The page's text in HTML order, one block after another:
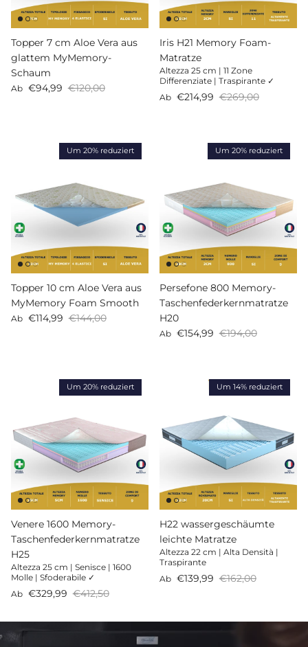
Topper 7 cm Aloe Vera aus
glattem MyMemory-
Schaum
Verkaufspreis
Ab €94,99 Normaler Preis
€120,00
Iris H21 Memory Foam-
Matratze
Altezza 25 cm | 11 Zone
Differenziate | Traspirante ✓
Verkaufspreis
Ab €214,99 Normaler Preis
€269,00
Um 20% reduziert
Topper 10 cm Aloe Vera aus
MyMemory Foam Smooth
Verkaufspreis
Ab €114,99 Normaler Preis
€144,00
Um 20% reduziert
Persefone 800 Memory-
Taschenfederkernmatratze
H20
Verkaufspreis
Ab €154,99 Normaler Preis
€194,00
Um 20% reduziert
Venere 1600 Memory-
Taschenfederkernmatratze
H25
Altezza 25 cm | Senisce | 1600
Molle | Sfoderabile ✓
Verkaufspreis
Ab €329,99 Normaler Preis
€412,50
Um 14% reduziert
H22 wassergeschäumte
leichte Matratze
Altezza 22 cm | Alta Densità |
Traspirante
Verkaufspreis
Ab €139,99 Normaler Preis
€162,00